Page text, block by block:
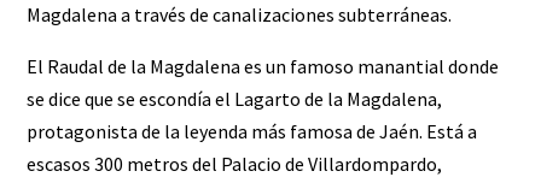
Magdalena a través de canalizaciones subterráneas.
El Raudal de la Magdalena es un famoso manantial donde
se dice que se escondía el Lagarto de la Magdalena,
protagonista de la leyenda más famosa de Jaén. Está a
escasos 300 metros del Palacio de Villardompardo,